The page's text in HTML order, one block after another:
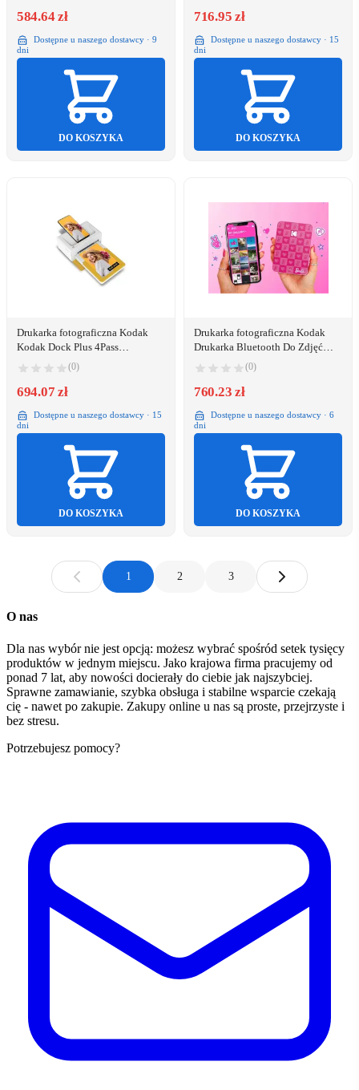
584.64 zł
Dostępne u naszego dostawcy · 9
dni
DO KOSZYKA
716.95 zł
Dostępne u naszego dostawcy · 15
dni
DO KOSZYKA
Drukarka fotograficzna Kodak
Kodak Dock Plus 4Pass
Fotodrucker retail
(0)
694.07 zł
Dostępne u naszego dostawcy · 15
dni
DO KOSZYKA
Drukarka fotograficzna Kodak
Drukarka Bluetooth Do Zdjęć
Natychmiastowych Zink / Step
Slim Barbie
(0)
760.23 zł
Dostępne u naszego dostawcy · 6
dni
DO KOSZYKA
1 2 3
O nas
Dla nas wybór nie jest opcją: możesz wybrać spośród setek tysięcy
produktów w jednym miejscu. Jako krajowa firma pracujemy od
ponad 7 lat, aby nowości docierały do ciebie jak najszybciej.
Sprawne zamawianie, szybka obsługa i stabilne wsparcie czekają
cię - nawet po zakupie. Zakupy online u nas są proste, przejrzyste i
bez stresu.
Potrzebujesz pomocy?